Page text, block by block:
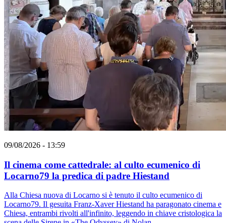
09/08/2026 - 13:59
Il cinema come cattedrale: al culto ecumenico di
Locarno79 la predica di padre Hiestand
Alla Chiesa nuova di Locarno si è tenuto il culto ecumenico di
Locarno79. Il gesuita Franz-Xaver Hiestand ha paragonato cinema e
Chiesa, entrambi rivolti all'infinito, leggendo in chiave cristologica la